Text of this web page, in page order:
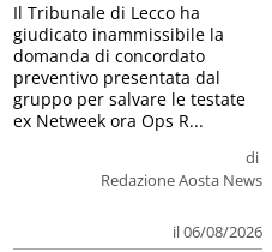
di
Redazione Aosta News
il 06/08/2026
Il Tribunale di Lecco ha
giudicato inammissibile la
domanda di concordato
preventivo presentata dal
gruppo per salvare le testate
ex Netweek ora Ops R...